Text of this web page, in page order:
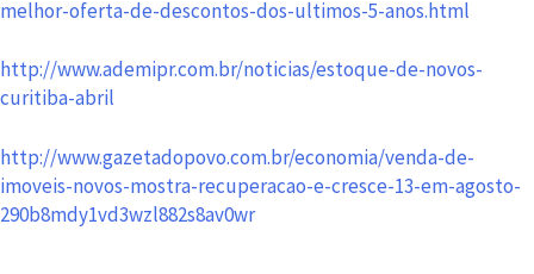
melhor-oferta-de-descontos-dos-ultimos-5-anos.html
http://www.ademipr.com.br/noticias/estoque-de-novos-
curitiba-abril
http://www.gazetadopovo.com.br/economia/venda-de-
imoveis-novos-mostra-recuperacao-e-cresce-13-em-agosto-
290b8mdy1vd3wzl882s8av0wr